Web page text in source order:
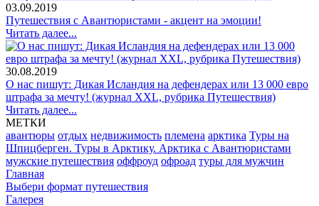
03.09.2019
Путешествия с Авантюристами - акцент на эмоции!
Читать далее...
30.08.2019
О нас пишут: Дикая Исландия на дефендерах или 13 000 евро
штрафа за мечту! (журнал XXL, рубрика Путешествия)
Читать далее...
МЕТКИ
авантюры отдых недвижимость племена арктика Туры на
Шпицберген. Туры в Арктику. Арктика с Авантюристами
мужские путешествия оффроуд офроад туры для мужчин
Главная
Выбери формат путешествия
Галерея